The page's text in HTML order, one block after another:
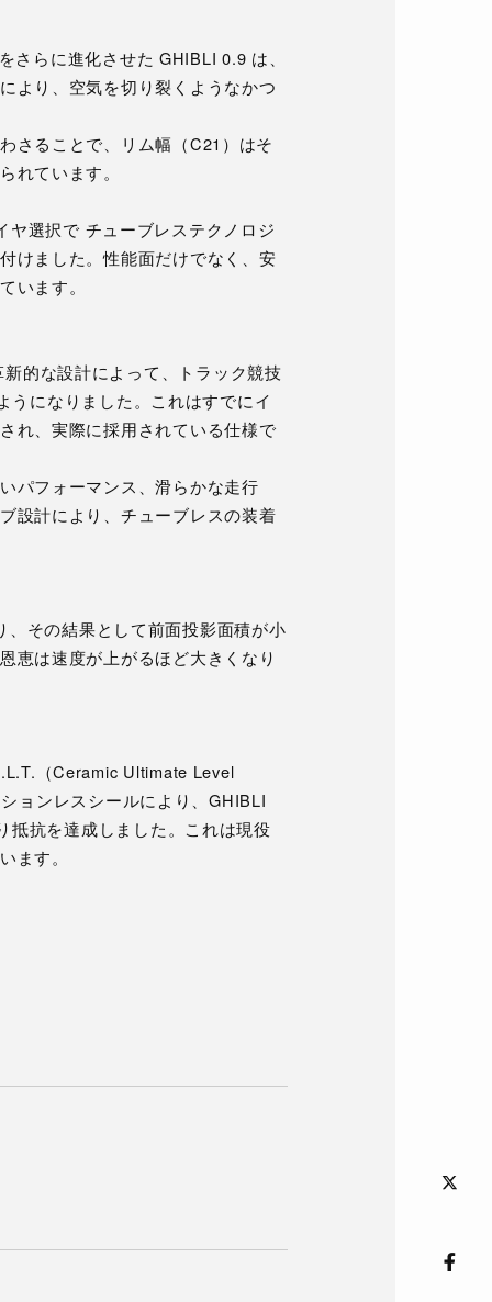
らに進化させた GHIBLI 0.9 は、
より、空気を切り裂くようなかつ
さることで、リム幅（C21）はそ
れています。
選択で チューブレステクノロジ
けました。性能面だけでなく、安
います。
的な設計によって、トラック競技
うになりました。これはすでにイ
れ、実際に採用されている仕様で
パフォーマンス、滑らかな走行
設計により、チューブレスの装着
その結果として前面投影面積が小
恵は速度が上がるほど大きくなり
（Ceramic Ultimate Level
ョンレスシールにより、GHIBLI
抵抗を達成しました。これは現役
ます。